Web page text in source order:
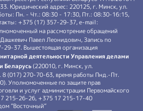
Юридический адрес: 220125, г. Минск, ул.
Пн. - Чт.: 08:30 - 17:30, Пт.: 08:30-16:15,
+375 (17) 357-29-37, e-mail:
на рассмотрение обращений
Павел Леонидович, Запись по
37. Вышестоящая организация
деятельности Управления делами
Беларусь (220010, г. Минск, ул.
8 (017) 270-70-63, время работы Пнд.-Пт.
Уполномоченные по защите прав
и услуг администрации Первомайского
215-26-26, +375 17 215-17-40
”Восточный”